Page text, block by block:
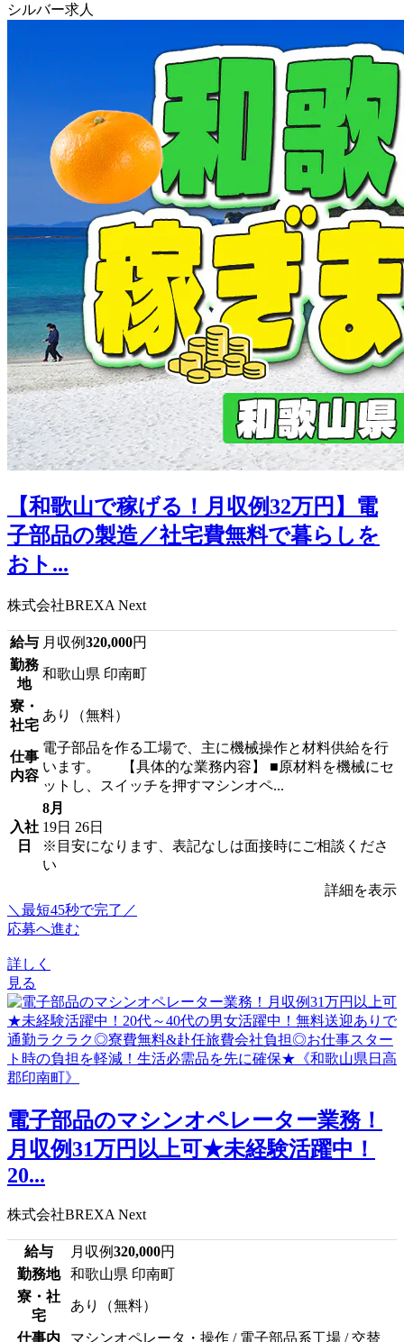
シルバー求人
【和歌山で稼げる！月収例32万円】電
子部品の製造／社宅費無料で暮らしを
おト...
株式会社BREXA Next
給与 月収例320,000円
勤務
地
和歌山県 印南町
寮・
社宅
あり（無料）
仕事
内容
電子部品を作る工場で、主に機械操作と材料供給を行
います。 【具体的な業務内容】 ■原材料を機械にセ
ットし、スイッチを押すマシンオペ...
入社
日
8月
19日 26日
※目安になります、表記なしは面接時にご相談くださ
い
詳細を表示
＼最短45秒で完了／
応募へ進む
詳しく
見る
電子部品のマシンオペレーター業務！
月収例31万円以上可★未経験活躍中！
20...
株式会社BREXA Next
給与 月収例320,000円
勤務地
和歌山県 印南町
寮・社
宅
あり（無料）
仕事内 マシンオペレータ・操作 / 電子部品系工場 / 交替